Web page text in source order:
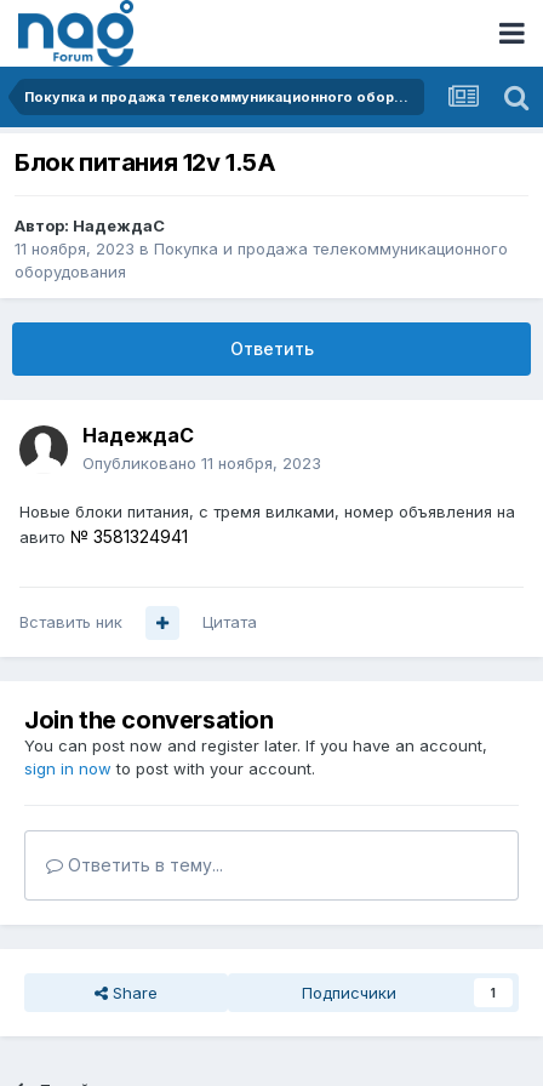
Покупка и продажа телекоммуникационного оборудования
Блок питания 12v 1.5A
Автор: НадеждаС
11 ноября, 2023 в Покупка и продажа телекоммуникационного
оборудования
Ответить
НадеждаС
Опубликовано 11 ноября, 2023
Новые блоки питания, с тремя вилками, номер объявления на
авито № 3581324941
Вставить ник Цитата
Join the conversation
You can post now and register later. If you have an account,
sign in now to post with your account.
Ответить в тему...
Share Подписчики 1